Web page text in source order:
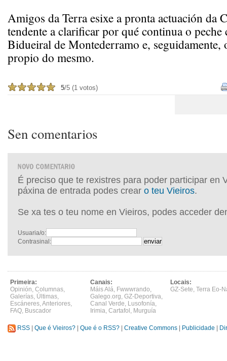
Amigos da Terra esixe a pronta actuación da
tendente a clarificar por qué continua o peche
Bidueiral de Montederramo e, seguidamente,
propio do mesmo.
5/5 (1 votos)
Sen comentarios
É preciso que te rexistres para poder participar en
páxina de entrada podes crear o teu Vieiros.
Se xa tes o teu nome en Vieiros, podes acceder
Usuaria/o:
Contrasinal:
Primeira:
Opinión, Columnas,
Galerías, Últimas,
Escáneres,Anteriores,
FAQ, Buscador
Canais:
Máis Alá, Fwwwrando,
Galego.org, GZ-Deportiva,
Canal Verde, Lusofonía,
Irimia, Cartafol , Murguía
Locais:
GZ-Sete, Terra Eo-
RSS Que é Vieiros? Que é o RSS? Creative Commons Publicidade